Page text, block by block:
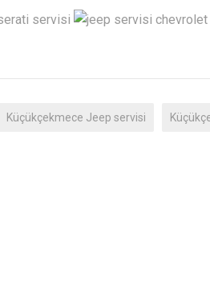
Küçükçekmece Jeep servisi